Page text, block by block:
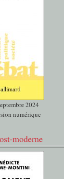
2024
numérique
moderne